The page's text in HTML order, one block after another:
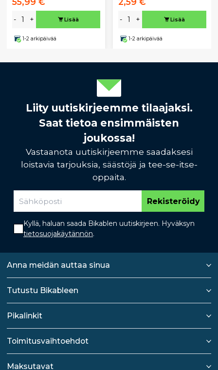
- + Lisää
1-2 arkipäivää
- + Lisää
1-2 arkipäivää
Liity uutiskirjeemme tilaajaksi.
Saat tietoa ensimmäisten
joukossa!
Vastaanota uutiskirjeemme saadaksesi
loistavia tarjouksia, säästöjä ja tee-se-itse-
oppaita.
Rekisteröidy
Kyllä, haluan saada Bikablen uutiskirjeen. Hyväksyn
tietosuojakäytännön.
Anna meidän auttaa sinua
Tutustu Bikableen
Pikalinkit
Toimitusvaihtoehdot
Maksutavat